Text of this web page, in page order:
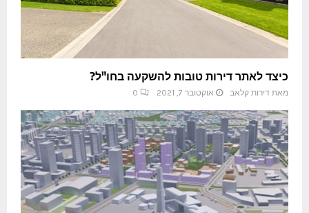
כיצד לאתר דירות טובות להשקעה בחו"ל?
מאת דירות קלאב אוקטובר 7, 2021 0